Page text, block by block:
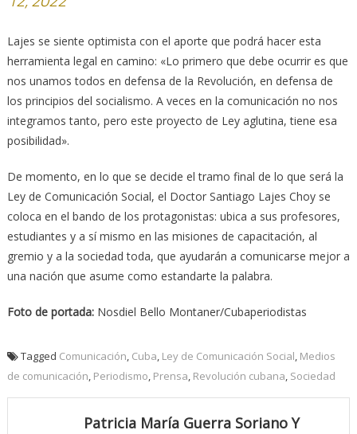
Lajes se siente optimista con el aporte que podrá hacer esta
herramienta legal en camino: «Lo primero que debe ocurrir es que
nos unamos todos en defensa de la Revolución, en defensa de
los principios del socialismo. A veces en la comunicación no nos
integramos tanto, pero este proyecto de Ley aglutina, tiene esa
posibilidad».
De momento, en lo que se decide el tramo final de lo que será la
Ley de Comunicación Social, el Doctor Santiago Lajes Choy se
coloca en el bando de los protagonistas: ubica a sus profesores,
estudiantes y a sí mismo en las misiones de capacitación, al
gremio y a la sociedad toda, que ayudarán a comunicarse mejor a
una nación que asume como estandarte la palabra.
Foto de portada:Nosdiel Bello Montaner/Cubaperiodistas
Tagged Comunicación, Cuba, Ley de Comunicación Social, Medios
de comunicación, Periodismo, Prensa, Revolución cubana, Sociedad
Patricia María Guerra Soriano Y